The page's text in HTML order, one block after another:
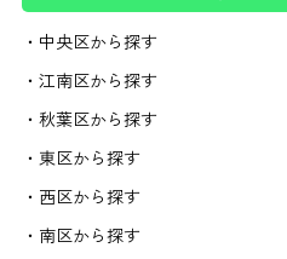
・中央区から探す
・江南区から探す
・秋葉区から探す
・東区から探す
・西区から探す
・南区から探す